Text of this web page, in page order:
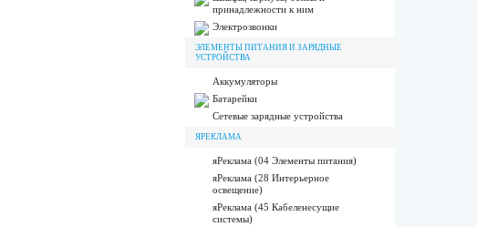
принадлежности к ним
Электрозвонки
ЭЛЕМЕНТЫ ПИТАНИЯ И ЗАРЯДНЫЕ
УСТРОЙСТВА
Аккумуляторы
Батарейки
Сетевые зарядные устройства
ЯРЕКЛАМА
яРеклама (04 Элементы питания)
яРеклама (28 Интерьерное
освещение)
яРеклама (45 Кабеленесущие
системы)